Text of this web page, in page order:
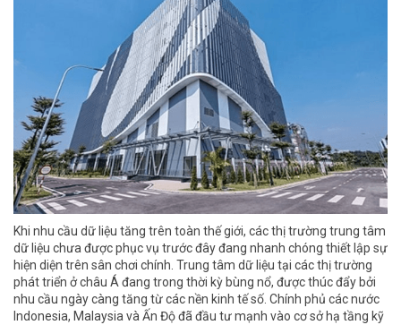
Khi nhu cầu dữ liệu tăng trên toàn thế giới, các thị trường trung tâm
dữ liệu chưa được phục vụ trước đây đang nhanh chóng thiết lập sự
hiện diện trên sân chơi chính. Trung tâm dữ liệu tại các thị trường
phát triển ở châu Á đang trong thời kỳ bùng nổ, được thúc đẩy bởi
nhu cầu ngày càng tăng từ các nền kinh tế số. Chính phủ các nước
Indonesia, Malaysia và Ấn Độ đã đầu tư mạnh vào cơ sở hạ tầng kỹ